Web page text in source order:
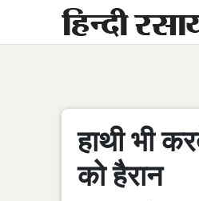
content
हाथी भी
को हैरान